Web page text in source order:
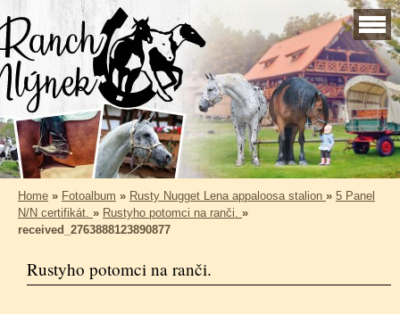
Home » Fotoalbum » Rusty Nugget Lena appaloosa stalion » 5 Panel
N/N certifikát. » Rustyho potomci na ranči. »
received_2763888123890877
Rustyho potomci na ranči.